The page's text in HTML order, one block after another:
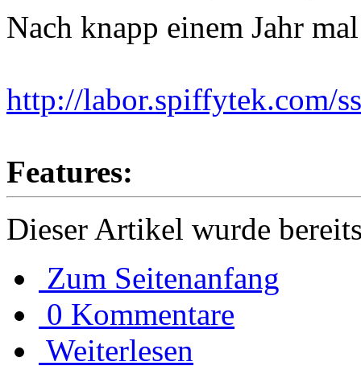
Nach knapp einem Jahr
http://labor.spiffytek.com/
Features:
Dieser Artikel wurde
Zum Seitenanfang
0 Kommentare
Weiterlesen